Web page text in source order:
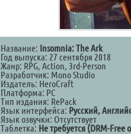
Название: Insomnia: The Ark
Год выпуска: 27 сентября 2018
Жанр: RPG, Action, 3rd-Person
Разработчик: Mono Studio
Издатель: HeroCraft
Платформа: PC
Тип издания: RePack
Язык интерфейса: Русский,
Язык озвучки: Отсутствует
Таблетка: Не требуется (DRM-Free